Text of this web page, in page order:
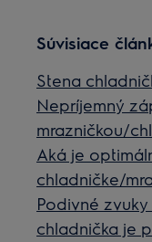
Súvisiace
Stena
Nepríjemný
mrazničkou/
Aká je
chladničke/
Podivné
chladnička je